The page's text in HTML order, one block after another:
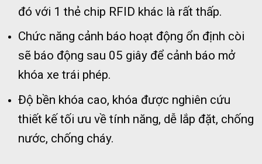
đó với 1 thẻ chip RFID khác là rất thấp.
Chức năng cảnh báo hoạt động ổn định còi
sẽ báo động sau 05 giây để cảnh báo mở
khóa xe trái phép.
Độ bền khóa cao, khóa được nghiên cứu
thiết kế tối ưu về tính năng, dễ lắp đặt, chống
nước, chống cháy.